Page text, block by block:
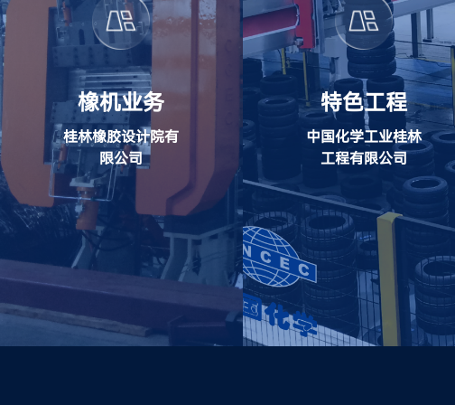
橡机业务
桂林橡胶设计院有
限公司
特色工程
中国化学工业桂林
工程有限公司